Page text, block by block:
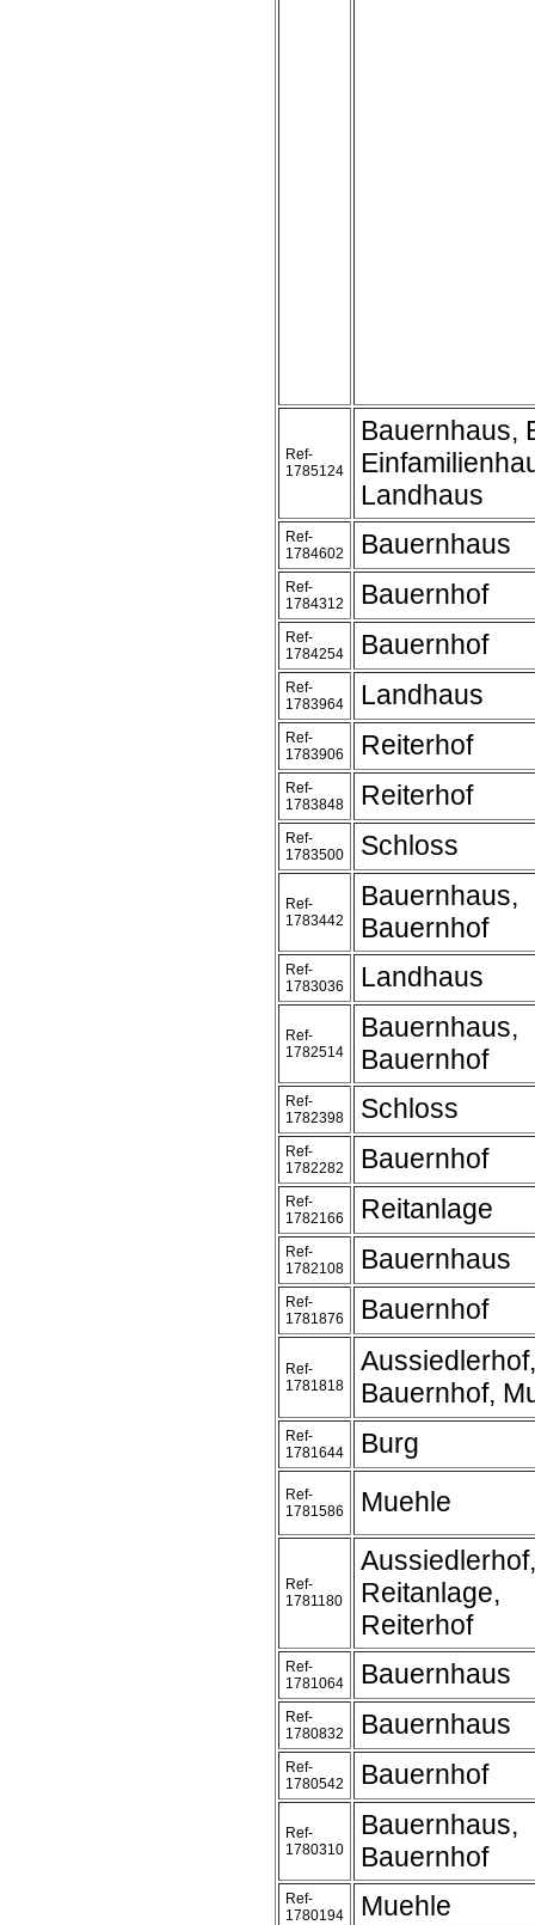
Ref-
1785124
Bauernhaus,
Landhaus
Ref-
1784602
Bauernhaus
Ref-
1784312
Bauernhof
Ref-
1784254
Bauernhof
Ref-
1783964
Landhaus
Ref-
1783906
Reiterhof
Ref-
1783848
Reiterhof
Ref-
1783500
Schloss
Ref-
1783442
Bauernhaus,
Bauernhof
Ref-
1783036
Landhaus
Ref-
1782514
Bauernhaus,
Bauernhof
Ref-
1782398
Schloss
Ref-
1782282
Bauernhof
Ref-
1782166
Reitanlage
Ref-
1782108
Bauernhaus
Ref-
1781876
Bauernhof
Ref-
1781818
Aussiedlerhof,
Bauernhof,
Ref-
1781644
Burg
Ref-
1781586
Muehle
Ref-
1781180
Aussiedlerhof,
Reitanlage,
Reiterhof
Ref-
1781064
Bauernhaus
Ref-
1780832
Bauernhaus
Ref-
1780542
Bauernhof
Ref-
1780310
Bauernhaus,
Bauernhof
Ref-
1780194
Muehle